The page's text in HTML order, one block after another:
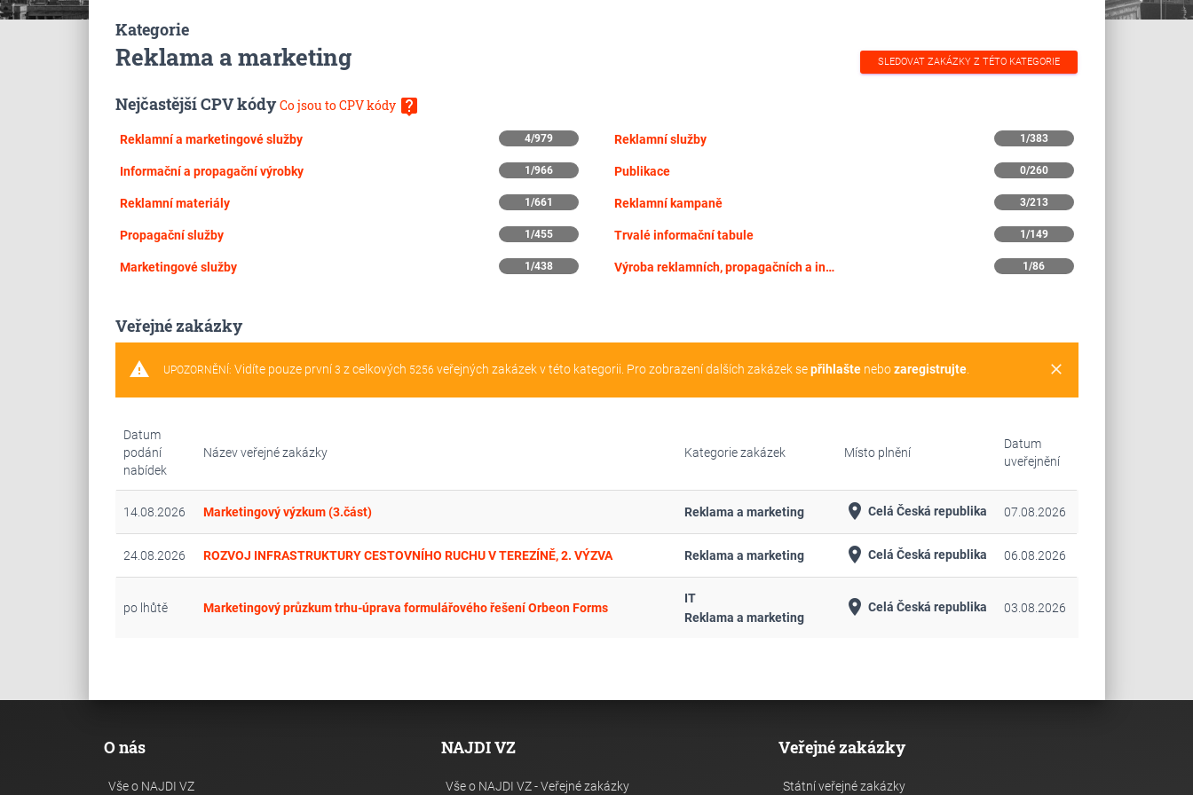
Kategorie
Reklama a marketing SLEDOVAT ZAKÁZKY Z TÉTO KATEGORIE
Nejčastější CPV kódyCo jsou to CPV kódy live_help
Reklamní a marketingové služby 4/979
Informační a propagační výrobky 1/966
Reklamní materiály 1/661
Propagační služby 1/455
Marketingové služby 1/438
Reklamní služby 1/383
Publikace 0/260
Reklamní kampaně 3/213
Trvalé informační tabule 1/149
Výroba reklamních, propagačních a informačních filmů a videa 1/86
Veřejné zakázky
warning clear
UPOZORNĚNÍ: Vidíte pouze první 3 z celkových 5256 veřejných zakázek v této kategorii. Pro zobrazení dalších zakázek sepřihlaštenebozaregistrujte.
Datum
podání
nabídek
Název veřejné zakázky Kategorie zakázek Místo plnění
Datum
uveřejnění
14.08.2026 Marketingový výzkum (3.část) Reklama a marketing place Celá Česká republika 07.08.2026
24.08.2026 ROZVOJ INFRASTRUKTURY CESTOVNÍHO RUCHU V TEREZÍNĚ, 2. VÝZVA Reklama a marketing place Celá Česká republika 06.08.2026
po lhůtě Marketingový průzkum trhu-úprava formulářového řešení Orbeon Forms
IT
Reklama a marketing
place Celá Česká republika 03.08.2026
O nás
Vše o NAJDI VZ
NAJDI VZ
Vše o NAJDI VZ - Veřejné zakázky
Veřejné zakázky
Státní veřejné zakázky